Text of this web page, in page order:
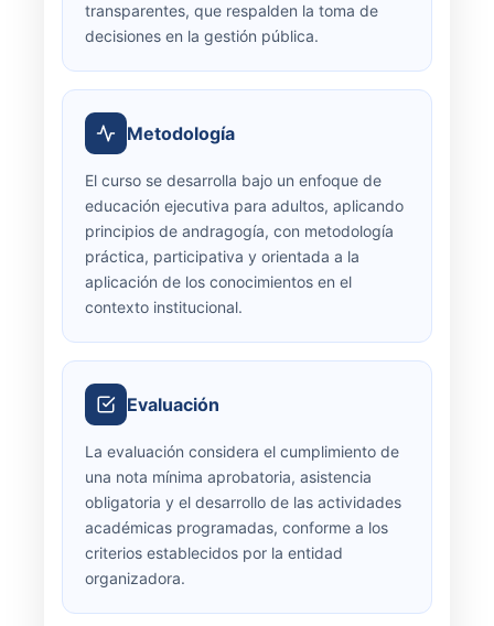
transparentes, que respalden la toma de
decisiones en la gestión pública.
Metodología
El curso se desarrolla bajo un enfoque de
educación ejecutiva para adultos, aplicando
principios de andragogía, con metodología
práctica, participativa y orientada a la
aplicación de los conocimientos en el
contexto institucional.
Evaluación
La evaluación considera el cumplimiento de
una nota mínima aprobatoria, asistencia
obligatoria y el desarrollo de las actividades
académicas programadas, conforme a los
criterios establecidos por la entidad
organizadora.